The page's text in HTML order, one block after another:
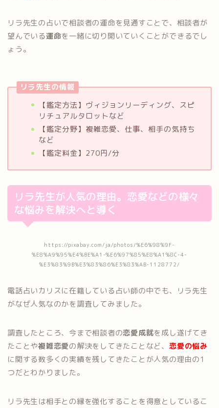
リラ先生の占いで相談者の運命を見通すことで、相談者が
望んでいる運命を一緒に切り開いていくことができるでし
ょう。
リラ先生の情報
【鑑定方法】ヴィジョンリーディング、スピ
リチュアルタロットなど
【鑑定分野】複雑恋愛、仕事、相手の気持ち
など
【鑑定料金】270円/分
リラ先生が人気の理由。恋愛などの様々
な悩みを解決へと導く
https://pixabay.com/ja/photos/%E6%98%9F-
%E8%A9%95%E4%BE%A1-%E6%97%85%E8%A1%8C-4-
%E3%83%9B%E3%83%86%E3%83%AB-1128772/
電話占いカリスに在籍している占い師の中でも、リラ先生
がなぜ人気なのかを調査してみました。
調査したところ、今まで相談者の恋愛成就を成し遂げてき
たことや複雑恋愛の解決をしてきたことなど、 恋愛の悩み
に関する数多くの実績を残してきたことが人気の理由の1
つだとわかりました。
リラ先生は相手との縁を強化することを得意としているこ